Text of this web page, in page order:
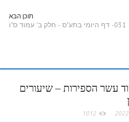
תוכן הבא
031- דף היומי בתע"ס - חלק ב' עמוד ס"ו
עשר הספירות – שיעורים
1012